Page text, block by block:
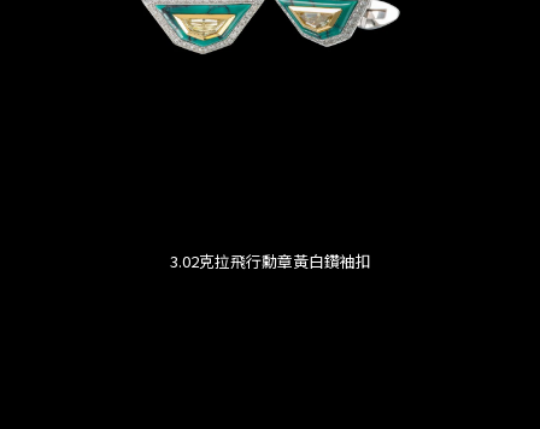
3.02克拉飛行勳章黃白鑽袖扣